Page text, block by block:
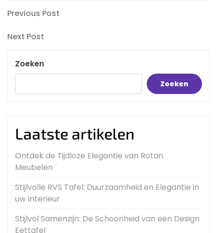
Bericht
navigatie
Previous
Previous Post
Next
Next Post
Zoeken
Zoeken
Laatste artikelen
Ontdek de Tijdloze Elegantie van Rotan
Meubelen
Stijlvolle RVS Tafel: Duurzaamheid en Elegantie in
uw Interieur
Stijlvol Samenzijn: De Schoonheid van een Design
Eettafel